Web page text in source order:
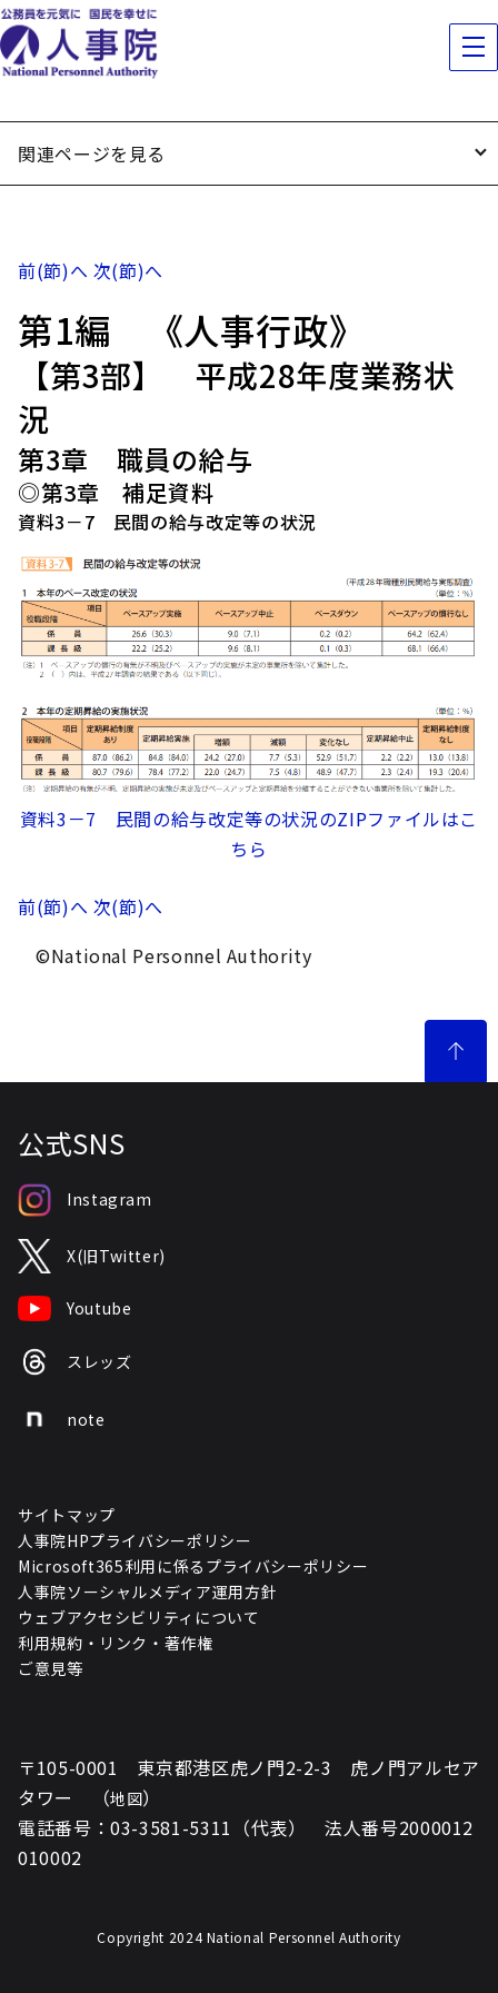
関連ページを見る
前(節)へ 次(節)へ
第1編 《人事行政》
【第3部】 平成28年度業務状
況
第3章 職員の給与
◎第3章 補足資料
資料3－7 民間の給与改定等の状況
資料3－7 民間の給与改定等の状況のZIPファイルはこ
ちら
前(節)へ 次(節)へ
©National Personnel Authority
公式SNS
Instagram
X(旧Twitter)
Youtube
スレッズ
note
サイトマップ
人事院HPプライバシーポリシー
Microsoft365利用に係るプライバシーポリシー
人事院ソーシャルメディア運用方針
ウェブアクセシビリティについて
利用規約・リンク・著作権
ご意見等
〒105-0001 東京都港区虎ノ門2-2-3 虎ノ門アルセア
タワー （地図）
電話番号：03-3581-5311（代表） 法人番号2000012
010002
Copyright 2024 National Personnel Authority